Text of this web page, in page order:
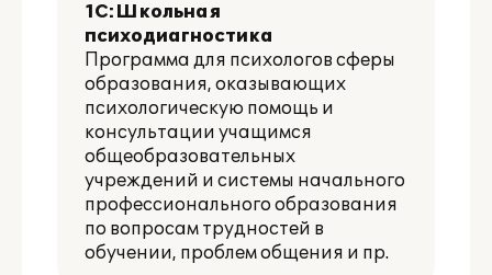
1С:Школьная
психодиагностика
Программа для психологов сферы
образования, оказывающих
психологическую помощь и
консультации учащимся
общеобразовательных
учреждений и системы начального
профессионального образования
по вопросам трудностей в
обучении, проблем общения и пр.